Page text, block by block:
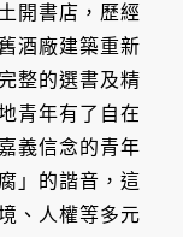
開書店，歷經
酒廠建築重新
整的選書及精
青年有了自在
義信念的青年
」的諧音，這
、人權等多元